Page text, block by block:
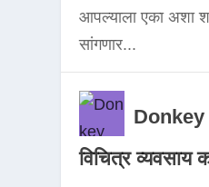
आपल्याला एका अशा
सांगणार...
विचित्र व्यवसाय